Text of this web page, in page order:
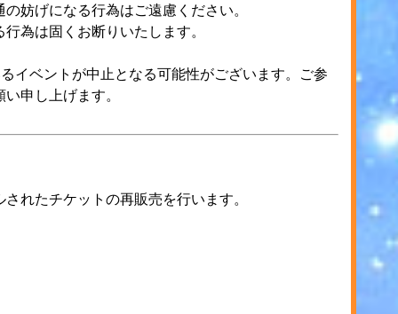
妨げになる行為はご遠慮ください。
為は固くお断りいたします。
イベントが中止となる可能性がございます。ご参
申し上げます。
れたチケットの再販売を行います。